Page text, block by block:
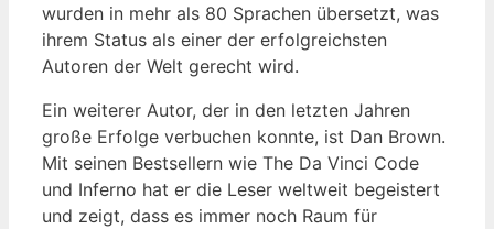
wurden in mehr als 80 Sprachen übersetzt, was
ihrem Status als einer der erfolgreichsten
Autoren der Welt gerecht wird.
Ein weiterer Autor, der in den letzten Jahren
große Erfolge verbuchen konnte, ist Dan Brown.
Mit seinen Bestsellern wie The Da Vinci Code
und Inferno hat er die Leser weltweit begeistert
und zeigt, dass es immer noch Raum für